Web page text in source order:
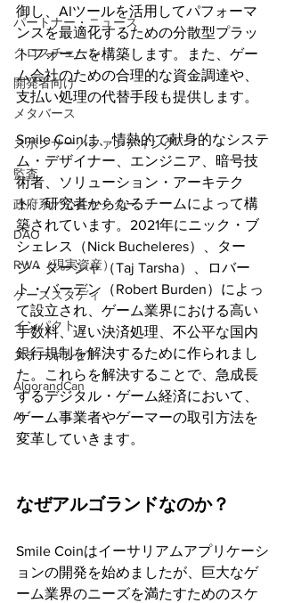
パートナー・ニュース
クロスチェーン
開発者向け
メタバース
スポンサー／ファンディング
監査
政府系／公共セクター
DAO
RWA（現実資産）
ケーススタディ
インパクト
ステーキング
AlgorandCan
AI
御し、AIツールを活用してパフォーマ
ンスを最適化するための分散型プラッ
トフォームを構築します。また、ゲー
ム会社のための合理的な資金調達や、
支払い処理の代替手段も提供します。
Smile Coinは、情熱的で献身的なシステ
ム・デザイナー、エンジニア、暗号技
術者、ソリューション・アーキテク
ト、研究者からなるチームによって構
築されています。2021年にニック・ブ
シェレス（Nick Bucheleres）、ター
ジ・ターシャ（Taj Tarsha）、ロバー
ト・バーデン（Robert Burden）によっ
て設立され、ゲーム業界における高い
手数料、遅い決済処理、不公平な国内
銀行規制を解決するために作られまし
た。これらを解決することで、急成長
するデジタル・ゲーム経済において、
ゲーム事業者やゲーマーの取引方法を
変革していきます。
なぜアルゴランドなのか？
Smile Coinはイーサリアムアプリケーシ
ョンの開発を始めましたが、巨大なゲ
ーム業界のニーズを満たすためのスケ